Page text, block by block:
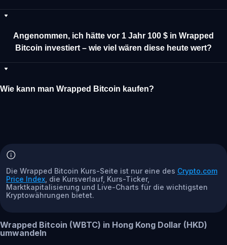
Angenommen, ich hätte vor 1 Jahr 100 $ in Wrapped
Bitcoin investiert – wie viel wären diese heute wert?
Wie kann man Wrapped Bitcoin kaufen?
Die Wrapped Bitcoin Kurs-Seite ist nur eine des Crypto.com
Price Index , die Kursverlauf, Kurs-Ticker,
Marktkapitalisierung und Live-Charts für die wichtigsten
Kryptowährungen bietet.
Wrapped Bitcoin (WBTC) in Hong Kong Dollar (HKD)
umwandeln